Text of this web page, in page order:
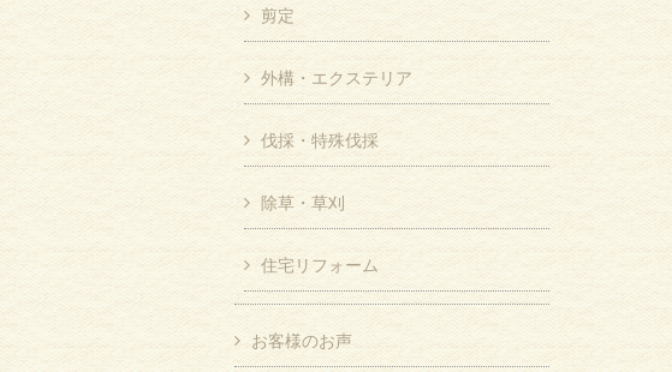
剪定
外構・エクステリア
伐採・特殊伐採
除草・草刈
住宅リフォーム
お客様のお声